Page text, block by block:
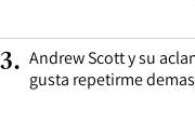
3. Andrew Scott y su
gusta repetirme